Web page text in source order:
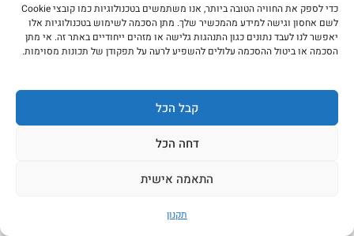
כדי לספק את החוויה הטובה ביותר, אנו משתמשים בטכנולוגיות כמו קובצי Cookie
לשם אחסון וגישה למידע מהמכשיר שלך. מתן הסכמה לשימוש בטכנולוגיות אלו
יאפשר לנו לעבד נתונים כגון התנהגות גלישה או מזהים ייחודיים באתר זה. אי מתן
הסכמה או ביטול ההסכמה עלולים להשפיע לרעה על תפקודן של תכונות מסוימות.
קבל הכל
דחה הכל
התאמה אישית
תקנון
אונרטיב חגיגי – מתכון מושלם
חזה אווז בתנור
מתכון לכרוב ממולא בבשר
שקדי עגל – המדריך המלא
בשר נא כל מה שצריך לדעת
בשר ארגטנאי – המדריך המלא
כמה זמן בשר טחון יכול להיות במקרר
סטייק נברסקה – כל מה שרציתם לדעת